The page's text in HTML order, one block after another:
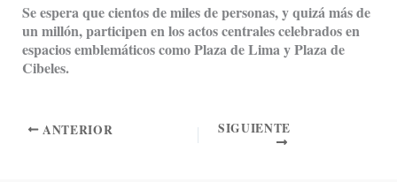
Se espera que cientos de miles de personas, y quizá más de
un millón, participen en los actos centrales celebrados en
espacios emblemáticos como Plaza de Lima y Plaza de
Cibeles.
ANTERIOR SIGUIENTE